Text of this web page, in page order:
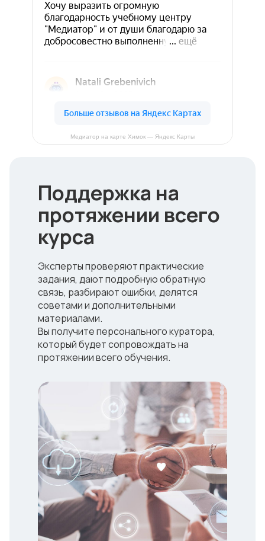
Поддержка на
протяжении всего
курса
Эксперты проверяют практические
задания, дают подробную обратную
связь, разбирают ошибки, делятся
советами и дополнительными
материалами.
Вы получите персонального куратора,
который будет сопровождать на
протяжении всего обучения.
Медиатор на карте Химок — Яндекс Карты